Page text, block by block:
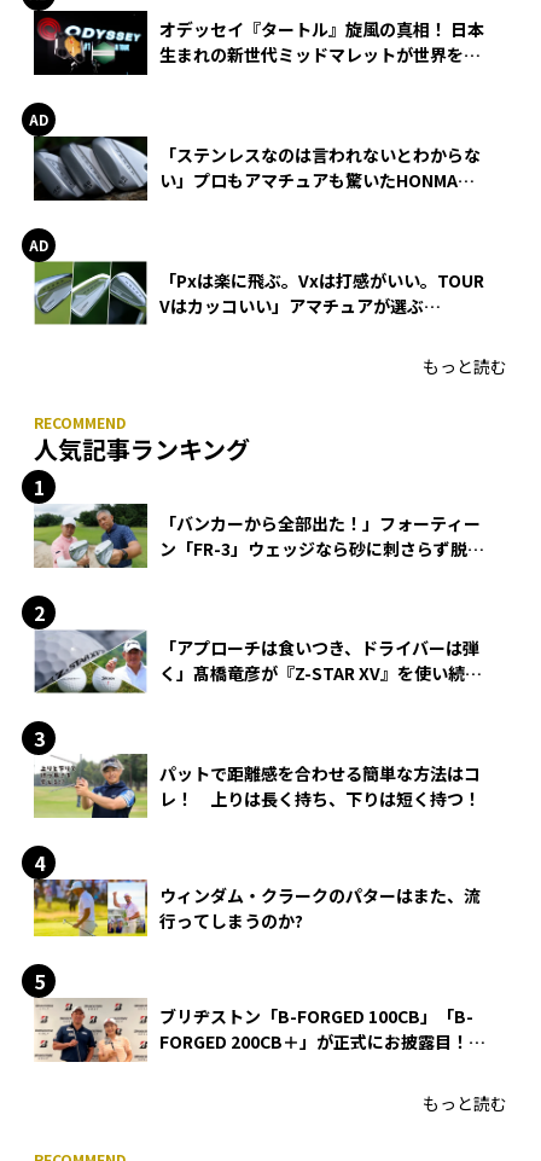
オデッセイ『タートル』旋風の真相！ 日本
生まれの新世代ミッドマレットが世界を席
「ステンレスなのは言われないとわからな
い」プロもアマチュアも驚いたHONMA
「Pxは楽に飛ぶ。Vxは打感がいい。TOUR
Vはカッコいい」アマチュアが選ぶ
もっと読む
人気記事ランキング
「バンカーから全部出た！」フォーティー
ン「FR-3」ウェッジなら砂に刺さらず脱出
「アプローチは食いつき、ドライバーは弾
く」髙橋竜彦が『Z-STAR XV』を使い続け
パットで距離感を合わせる簡単な方法はコ
レ！ 上りは長く持ち、下りは短く持つ！
ウィンダム・クラークのパターはまた、流
行ってしまうのか?
ブリヂストン「B-FORGED 100CB」「B-
FORGED 200CB＋」が正式にお披露目！
もっと読む